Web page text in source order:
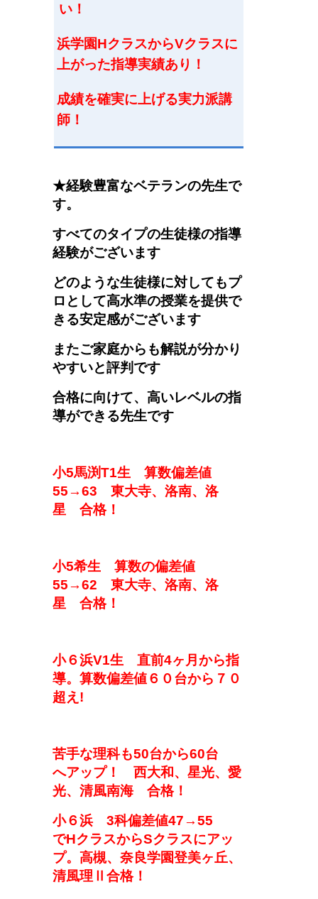
い！
浜学園HクラスからVクラスに
上がった指導実績あり！
成績を確実に上げる実力派講
師 ！
★経験豊富なベテランの先生で
す。
すべてのタイプの生徒様の指導
経験がございます
どのような生徒様に対してもプ
ロとして高水準の授業を提供で
きる安定感がございます
またご家庭からも解説が分かり
やすいと評判です
合格に向けて、高いレベルの指
導ができる先生です
小5馬渕T1生
算数偏差値
55→63 東大寺、洛南、洛
星 合格！
小5希生 算数の偏差値
55→62 東大寺、洛南、洛
星 合格！
小６浜V1生
直前4ヶ月から指
導。算数偏差値６０台から７０
超え!
苦手な理科も50台から60台
へアップ！ 西大和、星光、愛
光、清風南海
合格！
小６浜
3科偏差値47→55
でHクラスからSクラスにアッ
プ。高槻、奈良学園登美ヶ丘、
清風理Ⅱ 合格！